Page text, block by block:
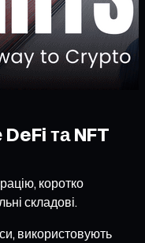
та NFT
коротко
складові.
використовують